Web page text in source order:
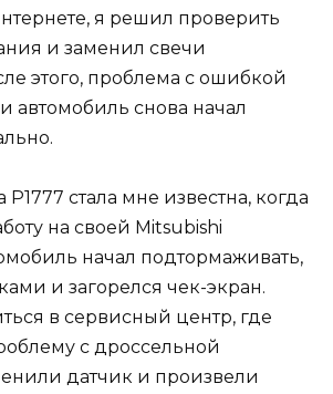
я решил проверить
и заменил свечи
этого, проблема с ошибкой
автомобиль снова начал
стала мне известна, когда
на своей Mitsubishi
начал подтормаживать,
и загорелся чек-экран.
в сервисный центр, где
с дроссельной
датчик и произвели